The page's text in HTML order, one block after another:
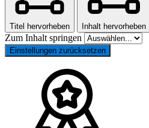
Titel hervorheben Inhalt hervorheben
Zum Inhalt springen
Einstellungen zurücksetzen